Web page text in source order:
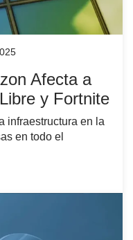
Afecta a
y Fortnite
infraestructura en la
en todo el